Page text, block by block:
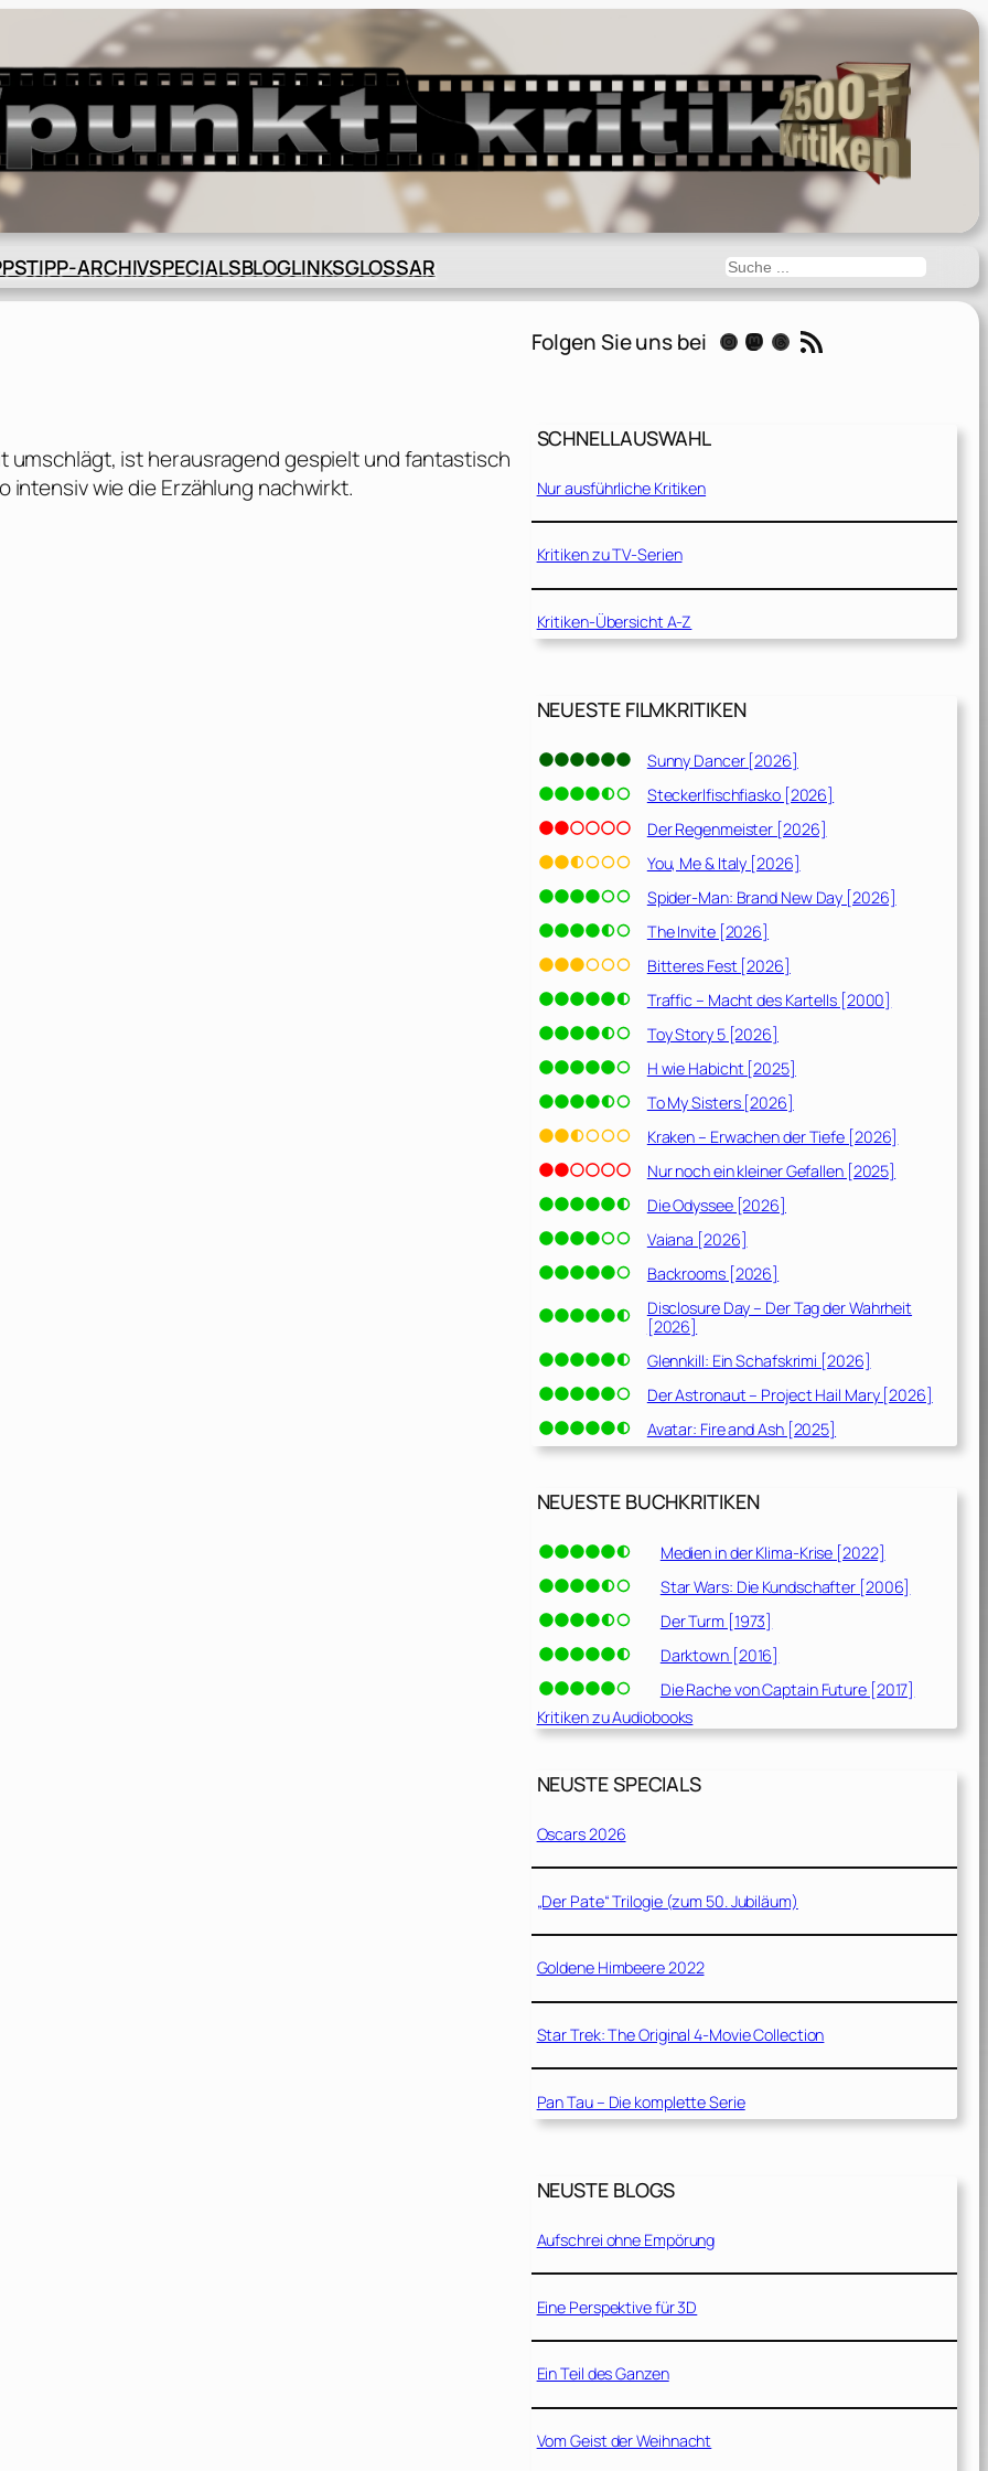
TIPP-ARCHIVSPECIALSBLOGLINKSGLOSSAR Suchen
umschlägt, ist herausragend gespielt und fantastisch
intensiv wie die Erzählung nachwirkt.
Folgen Sie uns bei Instagram Mastodon Threads RSS-Feed
SCHNELLAUSWAHL
Nur ausführliche Kritiken
Kritiken zu TV-Serien
Kritiken-Übersicht A-Z
NEUESTE FILMKRITIKEN
Sunny Dancer [2026]
Steckerlfischfiasko [2026]
Der Regenmeister [2026]
You, Me & Italy [2026]
Spider-Man: Brand New Day [2026]
The Invite [2026]
Bitteres Fest [2026]
Traffic – Macht des Kartells [2000]
Toy Story 5 [2026]
H wie Habicht [2025]
To My Sisters [2026]
Kraken – Erwachen der Tiefe [2026]
Nur noch ein kleiner Gefallen [2025]
Die Odyssee [2026]
Vaiana [2026]
Backrooms [2026]
Disclosure Day – Der Tag der Wahrheit
[2026]
Glennkill: Ein Schafskrimi [2026]
Der Astronaut – Project Hail Mary [2026]
Avatar: Fire and Ash [2025]
NEUESTE BUCHKRITIKEN
Medien in der Klima-Krise [2022]
Star Wars: Die Kundschafter [2006]
Der Turm [1973]
Darktown [2016]
Die Rache von Captain Future [2017]
Kritiken zu Audiobooks
NEUSTE SPECIALS
Oscars 2026
„Der Pate“ Trilogie (zum 50. Jubiläum)
Goldene Himbeere 2022
Star Trek: The Original 4-Movie Collection
Pan Tau – Die komplette Serie
NEUSTE BLOGS
Aufschrei ohne Empörung
Eine Perspektive für 3D
Ein Teil des Ganzen
Vom Geist der Weihnacht